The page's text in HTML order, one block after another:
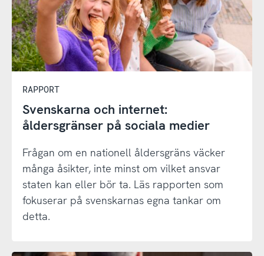
RAPPORT
Svenskarna och internet:
åldersgränser på sociala medier
Frågan om en nationell åldersgräns väcker
många åsikter, inte minst om vilket ansvar
staten kan eller bör ta. Läs rapporten som
fokuserar på svenskarnas egna tankar om
detta.